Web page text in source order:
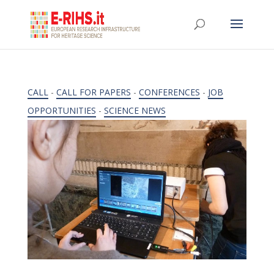
CALL- CALL FOR PAPERS - CONFERENCES - JOB
OPPORTUNITIES - SCIENCE NEWS